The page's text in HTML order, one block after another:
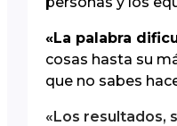
«La palabra
cosas hasta su
que no sabes
«Los resultados,